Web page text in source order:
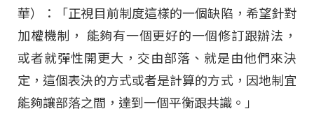
華）：「正視目前制度這樣的一個缺陷，希望針對
加權機制， 能夠有一個更好的一個修訂跟辦法，
或者就彈性開更大，交由部落、就是由他們來決
定，這個表決的方式或者是計算的方式，因地制宜
能夠讓部落之間，達到一個平衡跟共識。」